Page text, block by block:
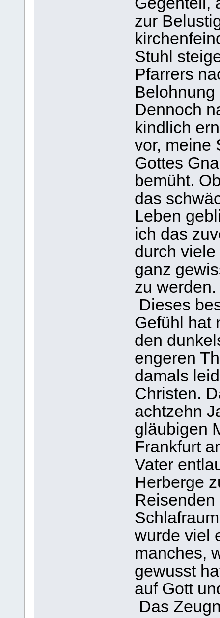
zur
Stuhl
Pfarrers
Dennoch
kindlich
vor, meine
Gottes
bemüht.
das
Leben
ich das
durch
ganz
zu werden.
Dieses
Gefühl hat
den
engeren
damals
Christen.
achtzehn
gläubigen
Frankfurt
Vater
Herberge
wurde viel
manches,
gewusst
auf Gott
Das